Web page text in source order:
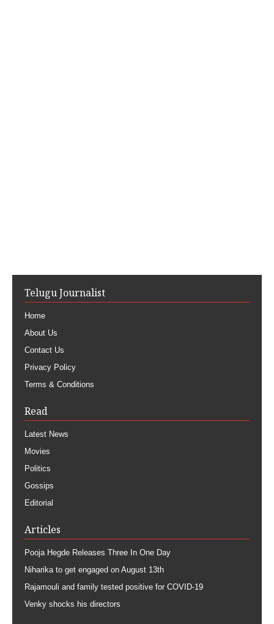
Telugu Journalist
Home
About Us
Contact Us
Privacy Policy
Terms & Conditions
Read
Latest News
Movies
Politics
Gossips
Editorial
Articles
Pooja Hegde Releases Three In One Day
Niharika to get engaged on August 13th
Rajamouli and family tested positive for COVID-19
Venky shocks his directors